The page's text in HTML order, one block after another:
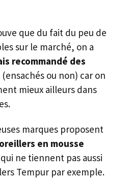
que du fait du peu de
sur le marché, on a
recommandé des
(ensachés ou non) car on
mieux ailleurs dans
marques proposent
en mousse
qui ne tiennent pas aussi
Tempur par exemple.